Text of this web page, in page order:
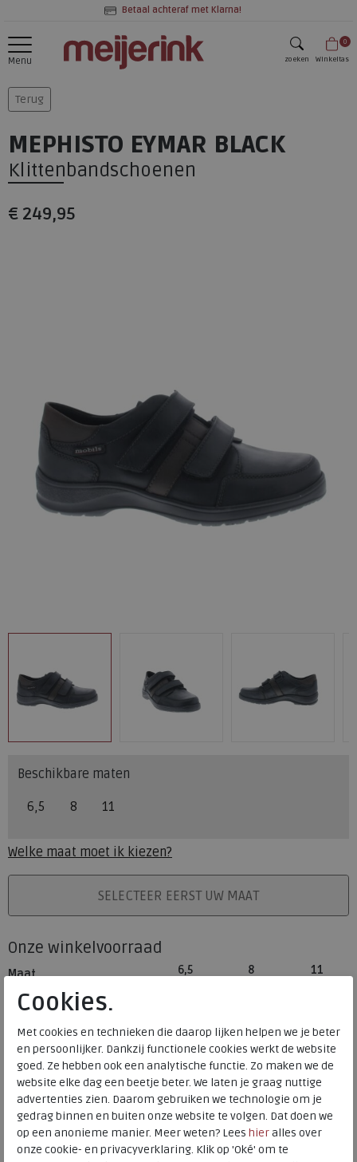
Betaal achteraf met Klarna!
Menu zoeken
0
Winkeltas
Terug
MEPHISTO EYMAR BLACK
Klittenbandschoenen
€ 249,95
Beschikbare maten
6,5 8 11
Welke maat moet ik kiezen?
PLAATS IN WINKELMANDSELECTEER EERST UW MAAT
Onze winkelvoorraad
Maat 6,5 8
11
Meijerink Heemskerk
HEEMSKERK
HOORN
Hulp nodig? bel:0229 760 760
Gratis verzending binnen Nederland*
Voor 14:00 uur besteld = dezelfde werkdag verzonden*
Cookies.
Met cookies en technieken die daarop lijken helpen we je beter
en persoonlijker. Dankzij functionele cookies werkt de website
goed. Ze hebben ook een analytische functie. Zo maken we de
website elke dag een beetje beter. We laten je graag nuttige
advertenties zien. Daarom gebruiken we technologie om je
gedrag binnen en buiten onze website te volgen. Dat doen we
op een anonieme manier. Meer weten? Lees hieralles over
onze cookie- en privacyverklaring. Klik op 'Oké' om te